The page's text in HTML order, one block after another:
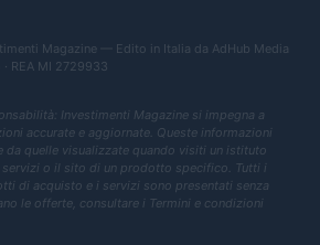
Magazine — Edito in Italia da AdHub Media
REA MI 2729933
Investimenti Magazine si impegna a
accurate e aggiornate. Queste informazioni
da quelle visualizzate quando visiti un istituto
o il sito di un prodotto specifico. Tutti i
di acquisto e i servizi sono presentati senza
le offerte, consultare i Termini e condizioni